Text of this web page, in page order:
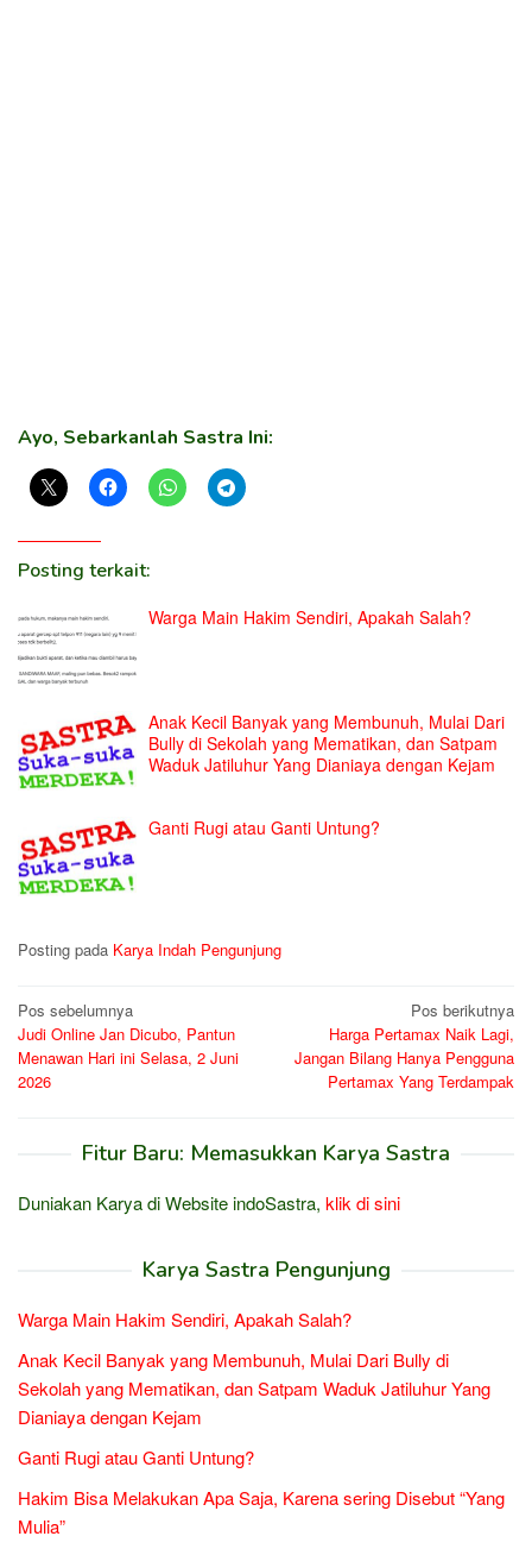
Ayo, Sebarkanlah Sastra Ini:
Posting terkait:
Warga Main Hakim Sendiri, Apakah Salah?
Anak Kecil Banyak yang Membunuh, Mulai Dari
Bully di Sekolah yang Mematikan, dan Satpam
Waduk Jatiluhur Yang Dianiaya dengan Kejam
Ganti Rugi atau Ganti Untung?
Posting pada Karya Indah Pengunjung
Navigasi
pos
Pos sebelumnya
Judi Online Jan Dicubo, Pantun
Menawan Hari ini Selasa, 2 Juni
2026
Pos berikutnya
Harga Pertamax Naik Lagi,
Jangan Bilang Hanya Pengguna
Pertamax Yang Terdampak
Fitur Baru: Memasukkan Karya Sastra
Duniakan Karya di Website indoSastra, klik di sini
Karya Sastra Pengunjung
Warga Main Hakim Sendiri, Apakah Salah?
Anak Kecil Banyak yang Membunuh, Mulai Dari Bully di
Sekolah yang Mematikan, dan Satpam Waduk Jatiluhur Yang
Dianiaya dengan Kejam
Ganti Rugi atau Ganti Untung?
Hakim Bisa Melakukan Apa Saja, Karena sering Disebut “Yang
Mulia”